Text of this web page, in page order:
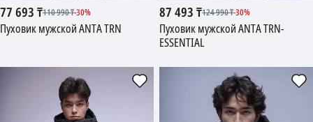
77 693₸110 990₸-30%
Пуховик мужской ANTA TRN
87 493₸124 990₸-30%
Пуховик мужской ANTA TRN-
ESSENTIAL